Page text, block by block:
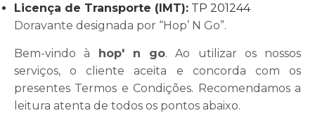
Licença de Transporte (IMT): TP 201244
Doravante designada por “Hop’ N Go”.
Bem-vindo à hop' n go. Ao utilizar os nossos
serviços, o cliente aceita e concorda com os
presentes Termos e Condições. Recomendamos a
leitura atenta de todos os pontos abaixo.